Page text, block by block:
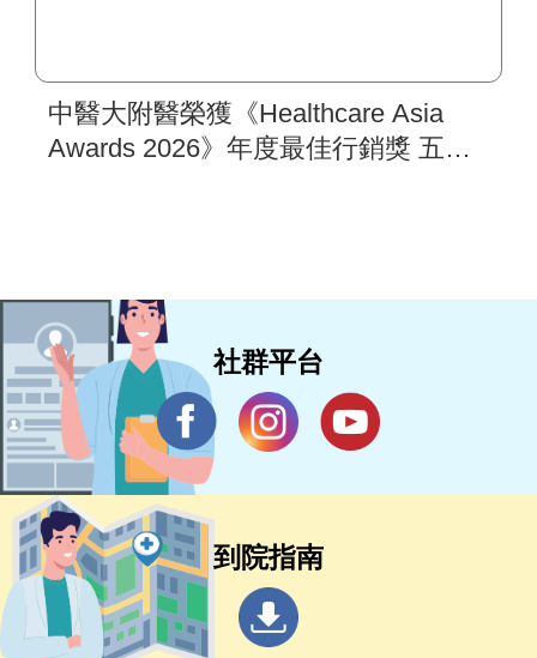
中醫大附醫榮獲《Healthcare Asia
Awards 2026》年度最佳行銷獎 五步
社群平台
到院指南